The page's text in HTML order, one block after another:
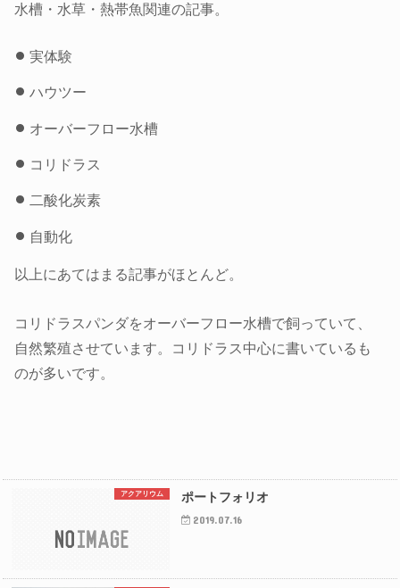
水槽・水草・熱帯魚関連の記事。
実体験
ハウツー
オーバーフロー水槽
コリドラス
二酸化炭素
自動化
以上にあてはまる記事がほとんど。
コリドラスパンダをオーバーフロー水槽で飼っていて、
自然繁殖させています。コリドラス中心に書いているも
のが多いです。
アクアリウム ポートフォリオ
2019.07.16